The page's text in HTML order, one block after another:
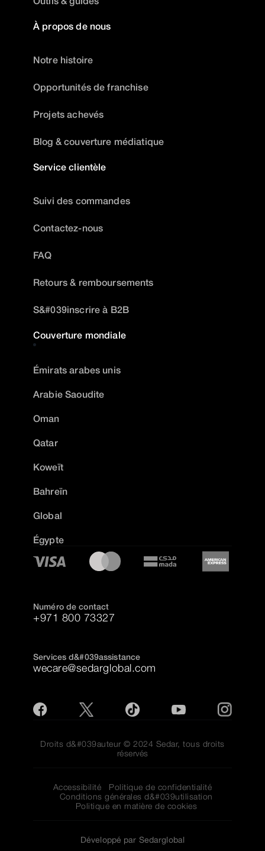
À propos de nous
Notre histoire
Opportunités de franchise
Projets achevés
Blog & couverture médiatique
Service clientèle
Suivi des commandes
Contactez-nous
FAQ
Retours & remboursements
S&#039inscrire à B2B
Couverture mondiale
Émirats arabes unis
Arabie Saoudite
Oman
Qatar
Koweït
Bahreïn
Global
Égypte
Numéro de contact
+971 800 73327
Services d&#039assistance
wecare@sedarglobal.com
Droits d&#039auteur © 2024 Sedar, tous droits
réservés
Accessibilité
Politique de confidentialité
Conditions générales d&#039utilisation
Politique en matière de cookies
Développé par Sedarglobal